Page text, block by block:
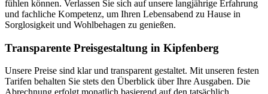
fühlen können. Verlassen Sie sich auf unsere langjährige Erfahrung
und fachliche Kompetenz, um Ihren Lebensabend zu Hause in
Sorglosigkeit und Wohlbehagen zu genießen.
Transparente Preisgestaltung in Kipfenberg
Unsere Preise sind klar und transparent gestaltet. Mit unseren festen
Tarifen behalten Sie stets den Überblick über Ihre Ausgaben. Die